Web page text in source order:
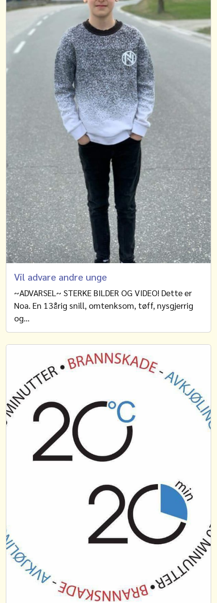
Vil advare andre unge
~ADVARSEL~ STERKE BILDER OG VIDEO! Dette er
Noa. En 13årig snill, omtenksom, tøff, nysgjerrig
og…